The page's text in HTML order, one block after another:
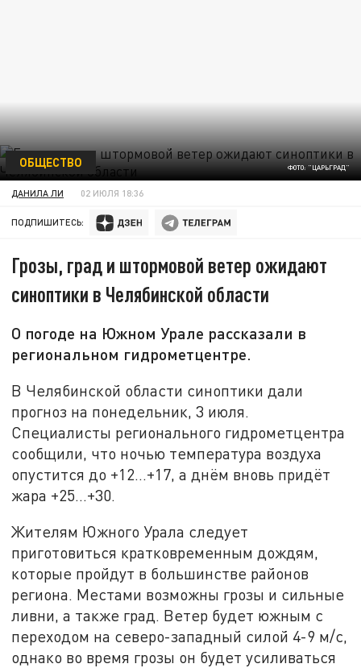
ФОТО: "ЦАРЬГРАД"
ОБЩЕСТВО
ДАНИЛА ЛИ 02 ИЮЛЯ 18:36
ПОДПИШИТЕСЬ:
Грозы, град и штормовой ветер ожидают
синоптики в Челябинской области
О погоде на Южном Урале рассказали в
региональном гидрометцентре.
В Челябинской области синоптики дали
прогноз на понедельник, 3 июля.
Специалисты регионального гидрометцентра
сообщили, что ночью температура воздуха
опустится до +12...+17, а днём вновь придёт
жара +25...+30.
Жителям Южного Урала следует
приготовиться кратковременным дождям,
которые пройдут в большинстве районов
региона. Местами возможны грозы и сильные
ливни, а также град. Ветер будет южным с
переходом на северо-западный силой 4-9 м/с,
однако во время грозы он будет усиливаться